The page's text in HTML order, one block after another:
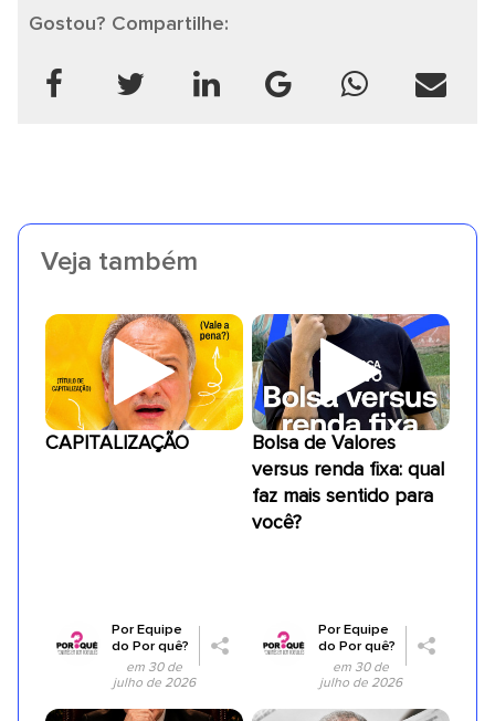
Gostou? Compartilhe:
Veja também
CAPITALIZAÇÃO
PorEquipe
do Por quê?
em 30 de
julho de 2026
Bolsa de Valores
versus renda fixa: qual
faz mais sentido para
você?
PorEquipe
do Por quê?
em 30 de
julho de 2026